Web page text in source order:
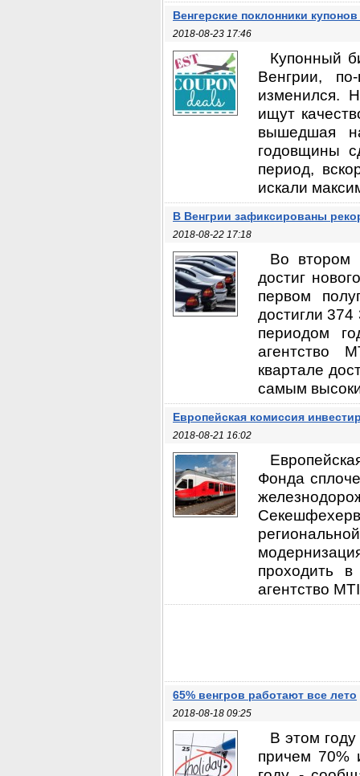
Венгерские поклонники
2018-08-23 17:46
Купонный
Венгрии,
изменился.
ищут
вышедшая
годовщины
период,
искали
В Венгрии зафиксированы
2018-08-22 17:18
Во втором
достиг
первом
достигли
периодом
агентство
квартале
самым
Европейская комиссия
2018-08-21 16:02
Фонда
проходить
агентство
65% венгров работают все лето
2018-08-18 09:25
В этом
причем 70%